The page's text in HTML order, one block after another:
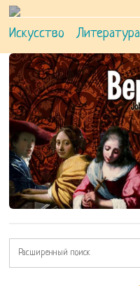
Искусство Литература